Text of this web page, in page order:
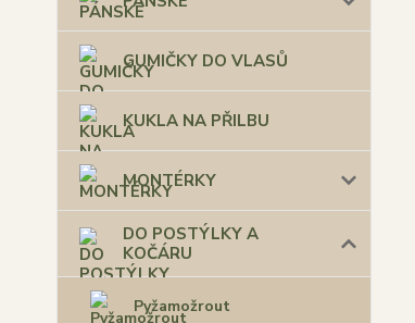
GUMIČKY DO VLASŮ
KUKLA NA PŘILBU
MONTÉRKY
DO POSTÝLKY A
KOČÁRU
Pyžamožrout